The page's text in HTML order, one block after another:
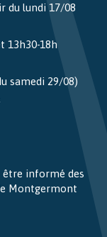
du lundi 17/08
13h30-18h
samedi 29/08)
informé des
Montgermont